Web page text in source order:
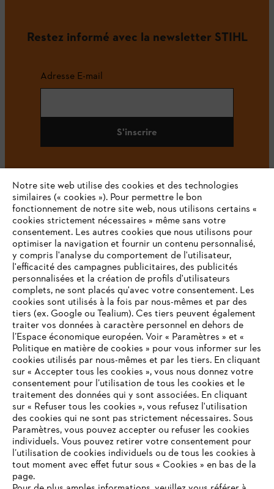
Restez informé avec la newsletter STIHL
Adresse E-mail
S'inscrire
#STIHL
L'Entreprise
STIHL FAQ
Contact
Politique de protection des données
VOTRE NAVIGATEUR INTERNET
N'EST PLUS PRIS EN CHARGE
Vous utilisez un navigateur Internet que nous ne prenons plus
en charge, et certaines fonctionnalités de notre site ne
peuvent fonctionner correctement. Pour une utilisation
optimale de notre site, nous vous recommandons de passer à
Notre site web utilise des cookies et des technologies
similaires (« cookies »). Pour permettre le bon
fonctionnement de notre site web, nous utilisons certains «
cookies strictement nécessaires » même sans votre
consentement. Les autres cookies que nous utilisons pour
optimiser la navigation et fournir un contenu personnalisé,
y compris l'analyse du comportement de l'utilisateur,
l'efficacité des campagnes publicitaires, des publicités
personnalisées et la création de profils d'utilisateurs
complets, ne sont placés qu'avec votre consentement. Les
cookies sont utilisés à la fois par nous-mêmes et par des
tiers (ex. Google ou Tealium). Ces tiers peuvent également
traiter vos données à caractère personnel en dehors de
l’Espace économique européen. Voir « Paramètres » et «
Politique en matière de cookies » pour vous informer sur les
cookies utilisés par nous-mêmes et par les tiers. En cliquant
sur « Accepter tous les cookies », vous nous donnez votre
consentement pour l’utilisation de tous les cookies et le
traitement des données qui y sont associées. En cliquant
sur « Refuser tous les cookies », vous refusez l'utilisation
des cookies qui ne sont pas strictement nécessaires. Sous
Paramètres, vous pouvez accepter ou refuser les cookies
individuels. Vous pouvez retirer votre consentement pour
l’utilisation de cookies individuels ou de tous les cookies à
tout moment avec effet futur sous « Cookies » en bas de la
page.